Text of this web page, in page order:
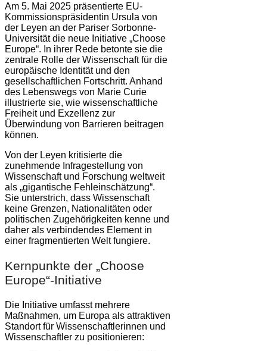
Am 5. Mai 2025 präsentierte EU-
Kommissionspräsidentin Ursula von
der Leyen an der Pariser Sorbonne-
Universität die neue Initiative „Choose
Europe“. In ihrer Rede betonte sie die
zentrale Rolle der Wissenschaft für die
europäische Identität und den
gesellschaftlichen Fortschritt. Anhand
des Lebenswegs von Marie Curie
illustrierte sie, wie wissenschaftliche
Freiheit und Exzellenz zur
Überwindung von Barrieren beitragen
können.
Von der Leyen kritisierte die
zunehmende Infragestellung von
Wissenschaft und Forschung weltweit
als „gigantische Fehleinschätzung“.
Sie unterstrich, dass Wissenschaft
keine Grenzen, Nationalitäten oder
politischen Zugehörigkeiten kenne und
daher als verbindendes Element in
einer fragmentierten Welt fungiere.
Kernpunkte der „Choose
Europe“-Initiative
Die Initiative umfasst mehrere
Maßnahmen, um Europa als attraktiven
Standort für Wissenschaftlerinnen und
Wissenschaftler zu positionieren: